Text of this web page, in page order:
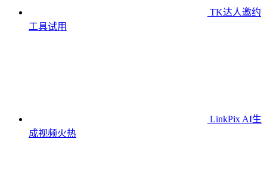
TK达人邀约
工具试用
LinkPix AI生
成视频火热